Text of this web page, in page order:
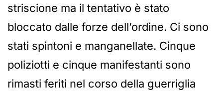
striscione ma il tentativo è stato
bloccato dalle forze dell’ordine. Ci sono
stati spintoni e manganellate. Cinque
poliziotti e cinque manifestanti sono
rimasti feriti nel corso della guerriglia